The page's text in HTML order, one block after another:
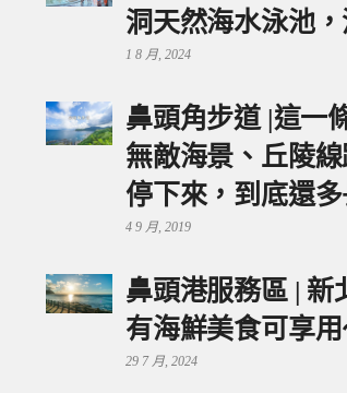
洞天然海水泳池
1 8 月, 2024
鼻頭角步道 |這一
無敵海景、丘陵
停下來，到底還多
4 9 月, 2019
鼻頭港服務區 | 新
有海鮮美食可享
29 7 月, 2024